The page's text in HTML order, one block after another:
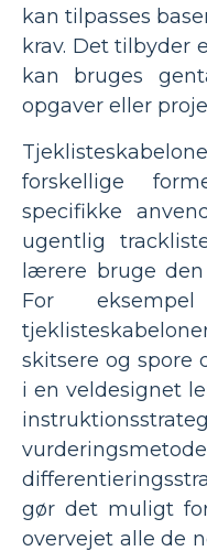
kan tilpasses
krav. Det tilbyder
kan bruges
opgaver eller
forskellige
specifikke
ugentlig
lærere bruge
For
skitsere og
i en veldesignet
gør det muligt
overvejet alle de